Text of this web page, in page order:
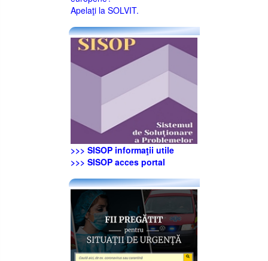
Apelaţi la SOLVIT.
>>> SISOP informaţii utile
>>> SISOP acces portal